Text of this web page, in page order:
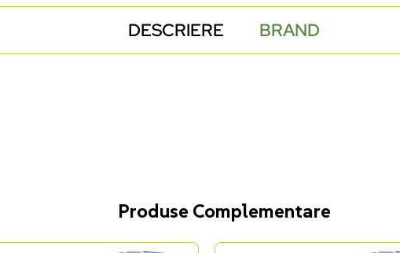
DESCRIERE BRAND
Produse Complementare